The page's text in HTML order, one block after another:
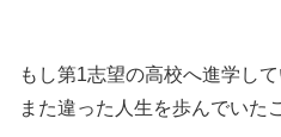
もし第1志望の高校へ進学して
また違った人生を歩んでいた